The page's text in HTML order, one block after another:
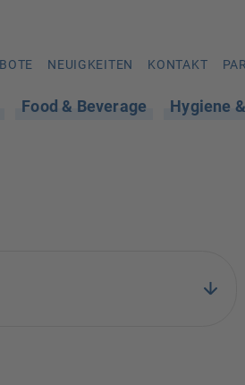
NEUIGKEITEN KONTAKT
Food & Beverage Hygiene